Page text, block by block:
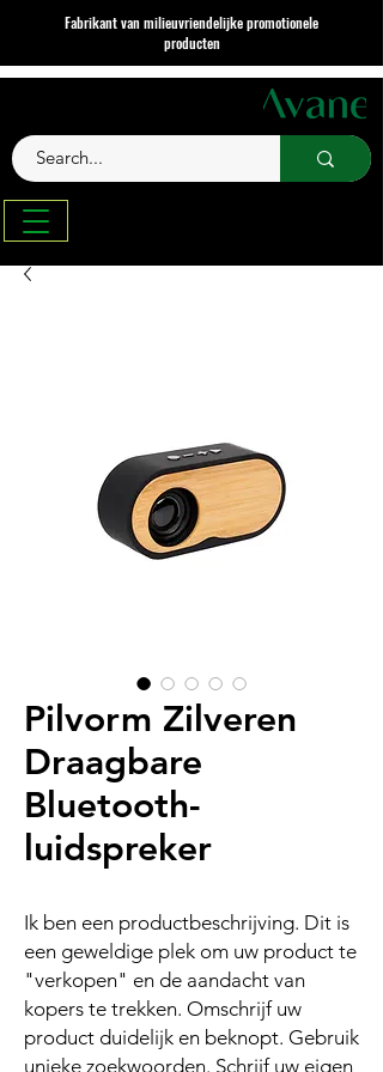
Fabrikant van milieuvriendelijke promotionele
producten
Pilvorm Zilveren
Draagbare
Bluetooth-
luidspreker
Ik ben een productbeschrijving. Dit is
een geweldige plek om uw product te
"verkopen" en de aandacht van
kopers te trekken. Omschrijf uw
product duidelijk en beknopt. Gebruik
unieke zoekwoorden. Schrijf uw eigen